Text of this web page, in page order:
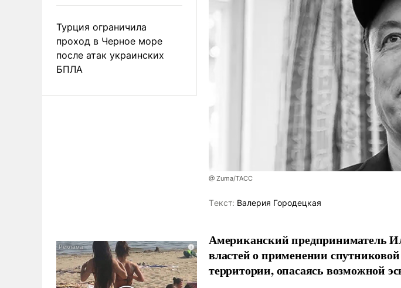
Турция ограничила
проход в Черное море
после атак украинских
БПЛА
@ Zuma/ТАСС
Tекст: Валерия Городецкая
Американский предприниматель
властей о применении
территории, опасаясь возможной